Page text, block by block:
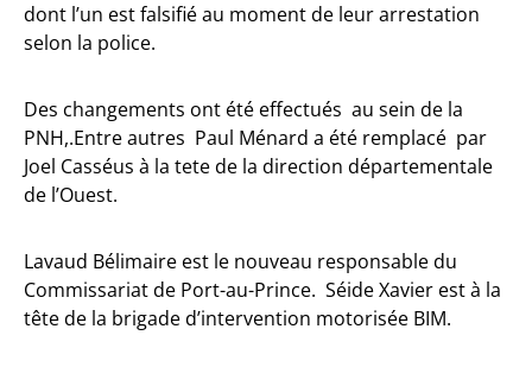
dont l’un est falsifié au moment de leur arrestation
selon la police.
Des changements ont été effectués au sein de la
PNH,.Entre autres Paul Ménard a été remplacé par
Joel Casséus à la tete de la direction départementale
de l’Ouest.
Lavaud Bélimaire est le nouveau responsable du
Commissariat de Port-au-Prince. Séide Xavier est à la
tête de la brigade d’intervention motorisée BIM.